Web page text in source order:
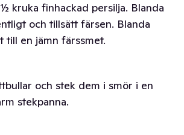
kruka finhackad persilja. Blanda
och tillsätt färsen. Blanda
till en jämn färssmet.
och stek dem i smör i en
stekpanna.